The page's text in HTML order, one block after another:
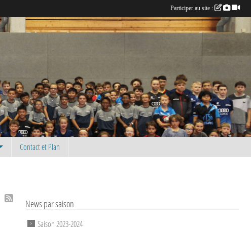
Contact et Plan
News par saison
Saison 2023-2024
Participer au site :